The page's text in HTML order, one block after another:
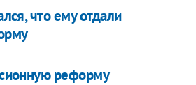
что ему отдали
реформу